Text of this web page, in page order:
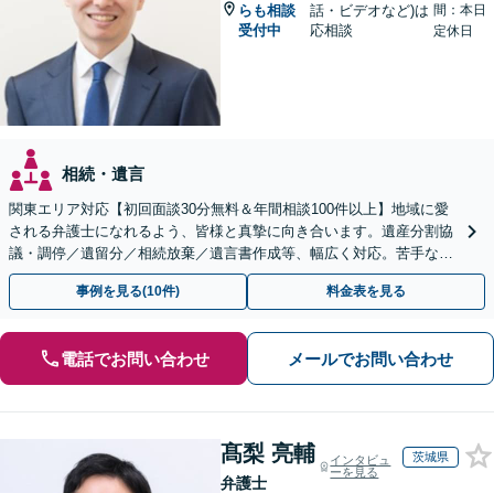
らも相談
受付中
話・ビデオなど)は
応相談
間：本日
定休日
相続・遺言
関東エリア対応【初回面談30分無料＆年間相談100件以上】地域に愛
される弁護士になれるよう、皆様と真摯に向き合います。遺産分割協
議・調停／遺留分／相続放棄／遺言書作成等、幅広く対応。苦手な親
族との交渉や書面作成等も◎【分かりやすい費用体系】
事例を見る(10件) 料金表を見る
電話でお問い合わせ メールでお問い合わせ
髙梨 亮輔
弁護士
インタビュ
ーを見る
茨城県